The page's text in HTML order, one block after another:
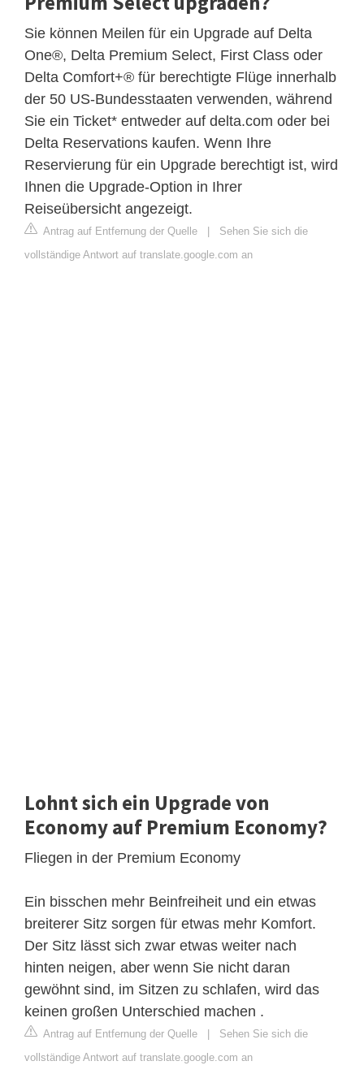
Sie können Meilen für ein Upgrade auf Delta
One®, Delta Premium Select, First Class oder
Delta Comfort+® für berechtigte Flüge innerhalb
der 50 US-Bundesstaaten verwenden, während
Sie ein Ticket* entweder auf delta.com oder bei
Delta Reservations kaufen. Wenn Ihre
Reservierung für ein Upgrade berechtigt ist, wird
Ihnen die Upgrade-Option in Ihrer
Reiseübersicht angezeigt.
Antrag auf Entfernung der Quelle | Sehen Sie sich die
vollständige Antwort auf translate.google.com an
Lohnt sich ein Upgrade von
Economy auf Premium Economy?
Fliegen in der Premium Economy
Ein bisschen mehr Beinfreiheit und ein etwas
breiterer Sitz sorgen für etwas mehr Komfort.
Der Sitz lässt sich zwar etwas weiter nach
hinten neigen, aber wenn Sie nicht daran
gewöhnt sind, im Sitzen zu schlafen, wird das
keinen großen Unterschied machen .
Antrag auf Entfernung der Quelle | Sehen Sie sich die
vollständige Antwort auf translate.google.com an